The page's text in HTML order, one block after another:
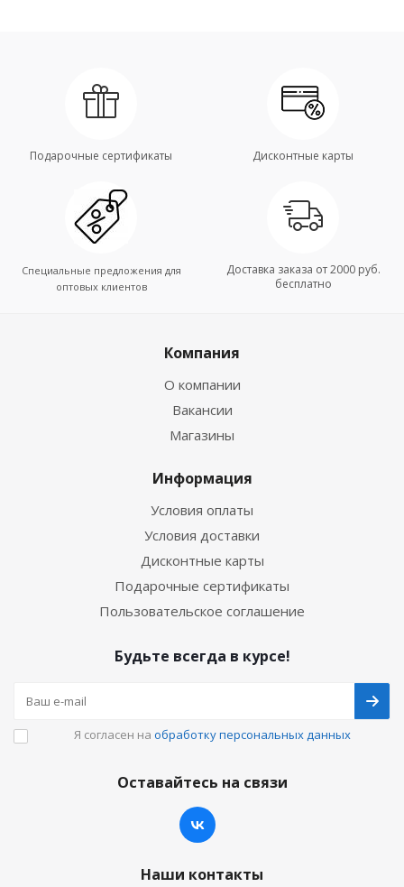
Подарочные сертификаты Дисконтные карты
Специальные предложения для
оптовых клиентов
Доставка заказа от 2000 руб.
бесплатно
Компания
О компании
Вакансии
Магазины
Информация
Условия оплаты
Условия доставки
Дисконтные карты
Подарочные сертификаты
Пользовательское соглашение
Будьте всегда в курсе!
Я согласен на обработку персональных данных
Оставайтесь на связи
Наши контакты